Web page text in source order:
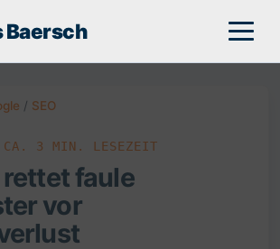
Baersch
/ SEO
3 MIN. LESEZEIT
faule
vor